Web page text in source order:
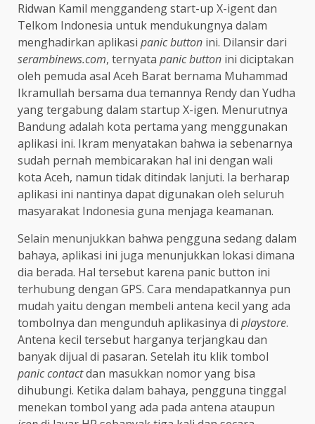
Ridwan Kamil menggandeng start-up X-igent dan
Telkom Indonesia untuk mendukungnya dalam
menghadirkan aplikasi panic button ini. Dilansir dari
serambinews.com, ternyata panic button ini diciptakan
oleh pemuda asal Aceh Barat bernama Muhammad
Ikramullah bersama dua temannya Rendy dan Yudha
yang tergabung dalam startup X-igen. Menurutnya
Bandung adalah kota pertama yang menggunakan
aplikasi ini. Ikram menyatakan bahwa ia sebenarnya
sudah pernah membicarakan hal ini dengan wali
kota Aceh, namun tidak ditindak lanjuti. Ia berharap
aplikasi ini nantinya dapat digunakan oleh seluruh
masyarakat Indonesia guna menjaga keamanan.
Selain menunjukkan bahwa pengguna sedang dalam
bahaya, aplikasi ini juga menunjukkan lokasi dimana
dia berada. Hal tersebut karena panic button ini
terhubung dengan GPS. Cara mendapatkannya pun
mudah yaitu dengan membeli antena kecil yang ada
tombolnya dan mengunduh aplikasinya di playstore.
Antena kecil tersebut harganya terjangkau dan
banyak dijual di pasaran. Setelah itu klik tombol
panic contactdan masukkan nomor yang bisa
dihubungi. Ketika dalam bahaya, pengguna tinggal
menekan tombol yang ada pada antena ataupun